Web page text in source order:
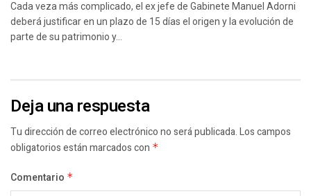
Cada veza más complicado, el ex jefe de Gabinete Manuel Adorni
deberá justificar en un plazo de 15 días el origen y la evolución de
parte de su patrimonio y...
Deja una respuesta
Tu dirección de correo electrónico no será publicada.Los campos
obligatorios están marcados con *
Comentario *